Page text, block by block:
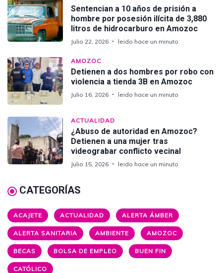
Sentencian a 10 años de prisión a
hombre por posesión ilícita de 3,880
litros de hidrocarburo en Amozoc
Julio 22, 2026 leido hace un minuto
AMOZOC
Detienen a dos hombres por robo con
violencia a tienda 3B en Amozoc
Julio 16, 2026 leido hace un minuto
ACTUALIDAD
¿Abuso de autoridad en Amozoc?
Detienen a una mujer tras
videograbar conflicto vecinal
Julio 15, 2026 leido hace un minuto
CATEGORÍAS
ACAJETE ACTUALIDAD ALERTA ÁMBER
ALERTA SANITARIA AMBIENTE AMOZOC
BECAS BOLSA DE EMPLEO BUEN FIN
CATÓLICO